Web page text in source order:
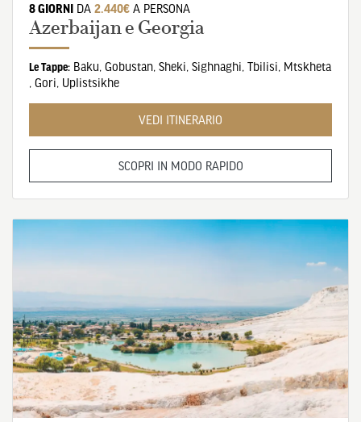
8 GIORNI DA 2.440€ A PERSONA
Azerbaijan e Georgia
Le Tappe: Baku Gobustan, Sheki Sighnaghi Tbilisi Mtskheta
Gori Uplistsikhe
VEDI ITINERARIO
SCOPRI IN MODO RAPIDO